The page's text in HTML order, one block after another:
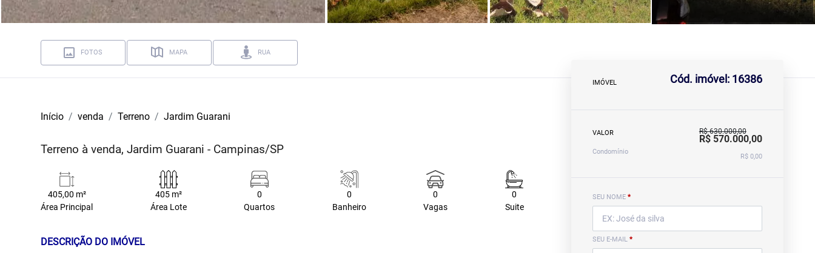
FOTOS MAPA RUA
Início venda Terreno Jardim Guarani
Terreno à venda, Jardim Guarani - Campinas/SP
405,00 m²
Área Principal
405 m²
Área Lote
0
Quartos
0
Banheiro
0
Vagas
0
Suite
DESCRIÇÃO DO IMÓVEL
IMÓVEL Cód. imóvel: 16386
VALOR R$ 630.000,00
R$ 570.000,00
Condomínio
R$ 0,00
SEU NOME *
SEU E-MAIL *